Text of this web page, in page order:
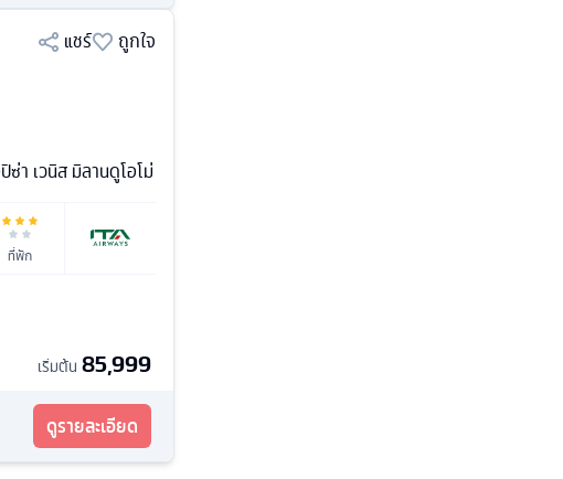
แชร์
ถูกใจ
ซ่า เวนิส มิลานดูโอโม่
ที่พัก
เริ่มต้น 85,999
ดูรายละเอียด